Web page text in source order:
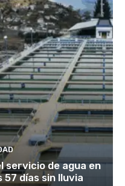
servicio de agua en
días sin lluvia